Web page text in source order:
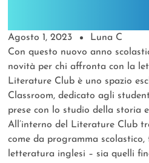
Agosto 1, 2023
Luna C
Con questo nuovo anno
novità per chi affronta con la
Literature Club è uno spazio
Classroom, dedicato agli
prese con lo studio della storia
All’interno del Literature Club
come da programma
letteratura inglesi – sia quelli